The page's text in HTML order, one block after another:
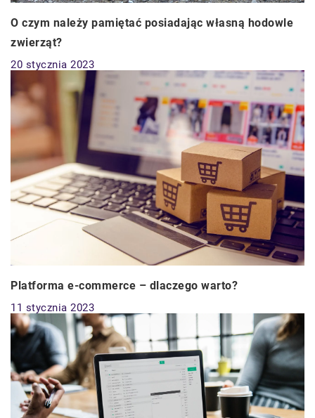
O czym należy pamiętać posiadając własną hodowle
zwierząt?
20 stycznia 2023
Platforma e-commerce – dlaczego warto?
11 stycznia 2023